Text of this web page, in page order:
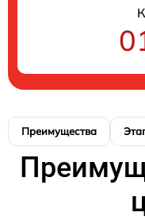
Преимущества